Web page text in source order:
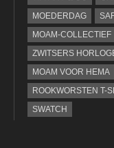
MOEDERDAG
MOAM-COLLECTIEF
ZWITSERS
MOAM VOOR HEMA
ROOKWORSTEN T-
SWATCH